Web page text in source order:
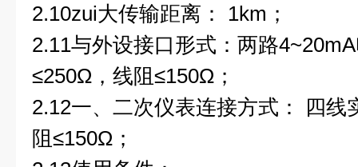
2.10zui大传输距离： 1km ；
2.11与外设接口形式：两路4~20mA
≤250Ω，线阻≤150Ω；
2.12一、二次仪表连接方式：
四线
阻≤150Ω；